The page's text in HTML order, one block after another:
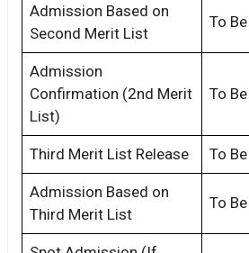
Admission Based on
Second Merit List
To
Admission
Confirmation (2nd Merit
List)
To
Third Merit List Release To
Admission Based on
Third Merit List
To